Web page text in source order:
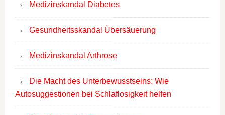
Medizinskandal Diabetes
Gesundheitsskandal Übersäuerung
Medizinskandal Arthrose
Die Macht des Unterbewusstseins: Wie
Autosuggestionen bei Schlaflosigkeit helfen